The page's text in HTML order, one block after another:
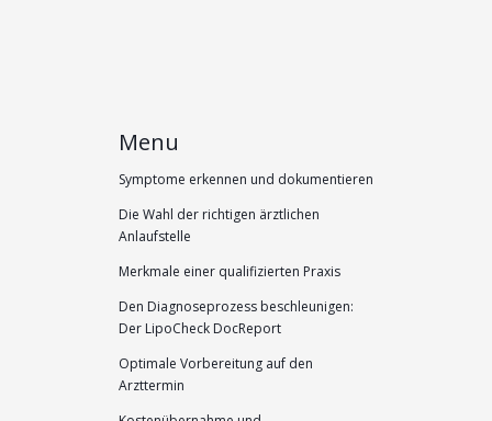
Menu
Symptome erkennen und dokumentieren
Die Wahl der richtigen ärztlichen
Anlaufstelle
Merkmale einer qualifizierten Praxis
Den Diagnoseprozess beschleunigen:
Der LipoCheck DocReport
Optimale Vorbereitung auf den
Arzttermin